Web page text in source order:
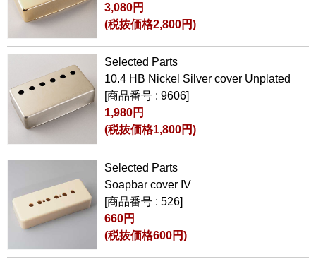
3,080円
(税抜価格2,800円)
Selected Parts
10.4 HB Nickel Silver cover Unplated
[商品番号 : 9606]
1,980円
(税抜価格1,800円)
Selected Parts
Soapbar cover IV
[商品番号 : 526]
660円
(税抜価格600円)